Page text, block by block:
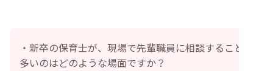
・新卒の保育士が、現場で先輩職員に相談することが
多いのはどのような場面ですか？